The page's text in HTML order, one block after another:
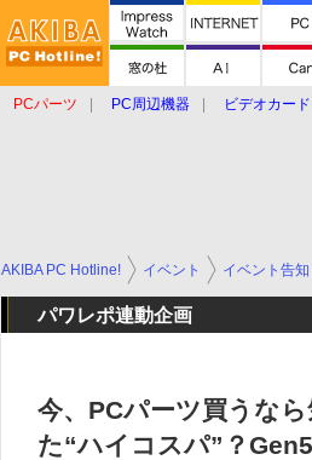
PCパーツ PC周辺機器 ビデオカード
AKIBA PC Hotline! イベント イベント告知
パワレポ連動企画
今、PCパーツ買うな
た“ハイコスパ”？